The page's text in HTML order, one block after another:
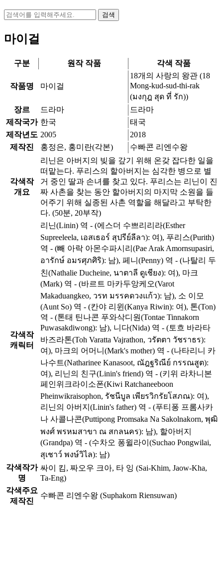
검
마이걸
구분 원작 작품 각색 작품
작품명 마이걸
18개의 사랑의 왕관 (18
Mong-kud-sud-thi-rak
(มงกุฎ สุด ที่ รัก))
장르
드라마
드라마
제작국가 한국
태국
제작년도 2005
2018
제작진
홍정은, 홍미란(각본) 수빠콘 리엔수왕
각색작
개요
리닌은 아버지의 빚을 갚기 위해 온갖 잡다한 일을
떠맡는다. 푸리스의 할아버지는 심각한 병으로 별
거 중인 딸과 손녀를 찾고 있다. 푸리스는 리닌이 진
짜 사촌을 찾는 동안 할아버지의 마지막 소원을 들
어주기 위해 실종된 사촌 역할을 해달라고 부탁한
다. (50분, 20부작)
각색작
캐릭터
리닌(Linin) 역 - (에스더 수쁘리리라(Esther
Supreeleela, เอสเธอร์ สุปรีย์ลีลา): 여), 푸리스(Purith)
역 - (빼 아락 아몬수파시리(Pae Arak Amornsupasiri,
อารักษ์ อมรศุภศิริ): 남), 페니(Penny) 역 - (나탈리 두
친(Nathalie Ducheine, นาตาลี ดูเชียง): 여), 마크
(Mark) 역 - (바르트 마카두앙케오(Varot
Makaduangkeo, วรท มรรคดวงแก้ว): 남), 소 이모
(Aunt So) 역 - (칸야 리윈(Kanya Riwin): 여), 톤(Ton)
역 - (톤태 틴나콘 푸와삭디원(Tontae Tinnakorn
Puwasakdiwong): 남), 니다(Nida) 역 - (토흐 바라타
바즈라톤(Toh Varatta Vajrathon, วรัตตา วัชราธร):
여), 마크의 어머니(Mark's mother) 역 - (나타리니 카
나수트(Natharinee Kanasoot, ณัฎฐริณีย์ กรรณสูต):
여), 리닌의 친구(Linin's friend) 역 - (키위 라차니본
페인위크라이소폰(Kiwi Ratchaneeboon
Pheinwikraisophon, รัชนีบูล เพียรวิกรัยโสภณ): 여),
리닌의 아버지(Linin's father) 역 - (푸티퐁 프롬사카
나 사콜나콘(Puttipong Promsaka Na Sakolnakorn, พุฒิ
พงศ์ พรหมสาขา ณ สกลนคร): 남), 할아버지
(Grandpa) 역 - (수차오 퐁윌라이(Suchao Pongwilai,
สุเชาว์ พงษ์วิไล): 남)
각색작가
명
싸이 킴, 짜오우 크아, 타 잉 (Sai-Khim, Jaow-Kha,
Ta-Eng)
각색주요
제작진
수빠콘 리엔수왕 (Suphakorn Riensuwan)